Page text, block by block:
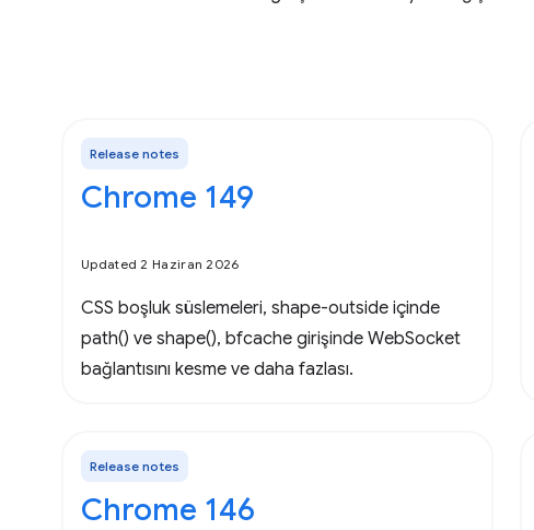
Release notes
Chrome 149
Updated 2 Haziran 2026
CSS boşluk süslemeleri, shape-outside içinde
path() ve shape(), bfcache girişinde WebSocket
bağlantısını kesme ve daha fazlası.
Release notes
Chrome 146